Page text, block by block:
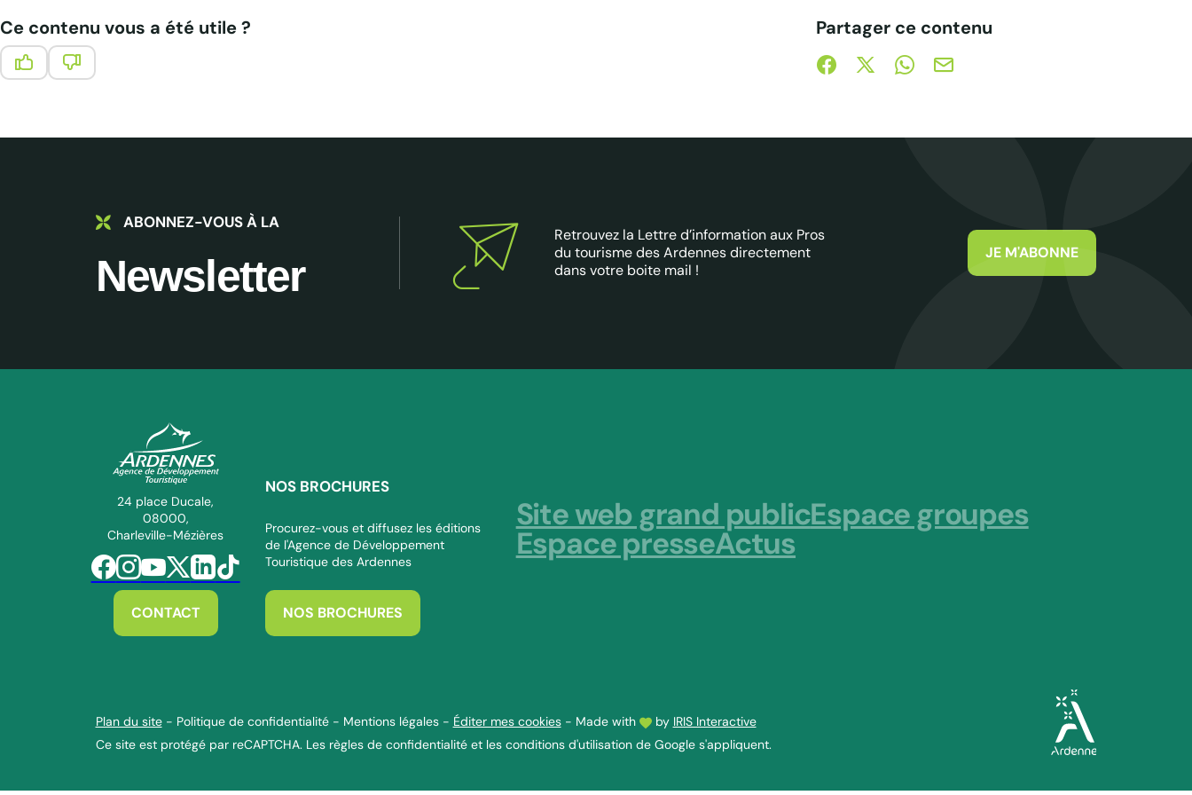
Ce contenu vous a été utile ? Partager ce contenu
Partager sur Facebook (nouvelle fenêtre)
Partager sur X / Twitter (nouvelle fenêtre)
Partager sur WhatsApp
Partager par mail
ABONNEZ-VOUS À LA
Newsletter
Retrouvez la Lettre d’information aux Pros
du tourisme des Ardennes directement
dans votre boite mail !
JE M'ABONNE
ADT des Ardennes Pro
24 place Ducale,
08000,
Charleville-Mézières
Suivez-nous sur Facebook
Suivez-nous sur Instagram
Suivez-nous sur Youtube
Suivez-nous sur Twitter
Suivez-nous sur Linkedin
Suivez-nous sur Tiktok
CONTACT
NOS BROCHURES
Procurez-vous et diffusez les éditions
de l'Agence de Développement
Touristique des Ardennes
NOS BROCHURES
Site web grand publicEspace groupes
Espace presseActus
Plan du site - Politique de confidentialité - Mentions légales - Éditer mes cookies - Made with by IRIS Interactive
Ce site est protégé par reCAPTCHA. Les règles de confidentialitéet les conditions d'utilisationde Google s'appliquent.